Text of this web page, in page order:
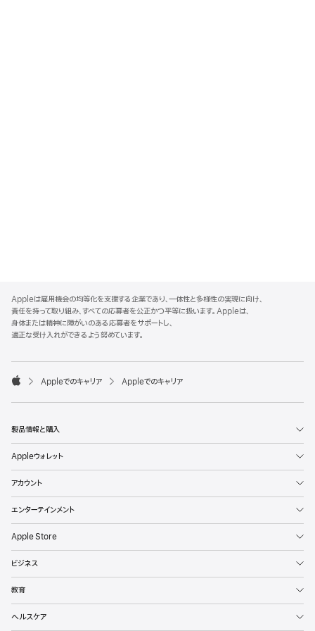
p
p
l
e
o
t
Appleは雇用機会の均等化を支援する企業であり、一体性と多様性の実現に向け、
責任を持って取り組み、すべての応募者を公正かつ平等に扱います。Appleは、
身体または精神に障がいのある応募者をサポートし、
適正な受け入れができるよう努めています。

p
l
Appleでのキャリア Appleでのキャリア
製品情報と購入
Appleウォレット
アカウント
エンターテインメント
Apple Store
ビジネス
教育
ヘルスケア